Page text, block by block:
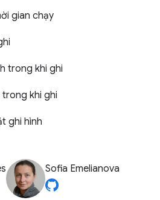
gian chạy
trong khi ghi
khi ghi
ghi hình
Sofia Emelianova